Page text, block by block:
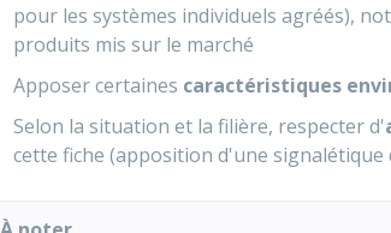
pour les systèmes individuels agréés),
produits mis sur le marché
Apposer certaines caractéristiques
Selon la situation et la filière, respecter d'
cette fiche (apposition d'une signalétique